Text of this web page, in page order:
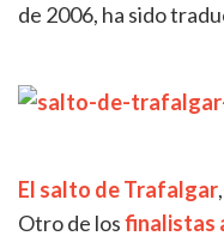
de 2006, ha sido
El salto de Trafalgar,
Otro de losfinalistas